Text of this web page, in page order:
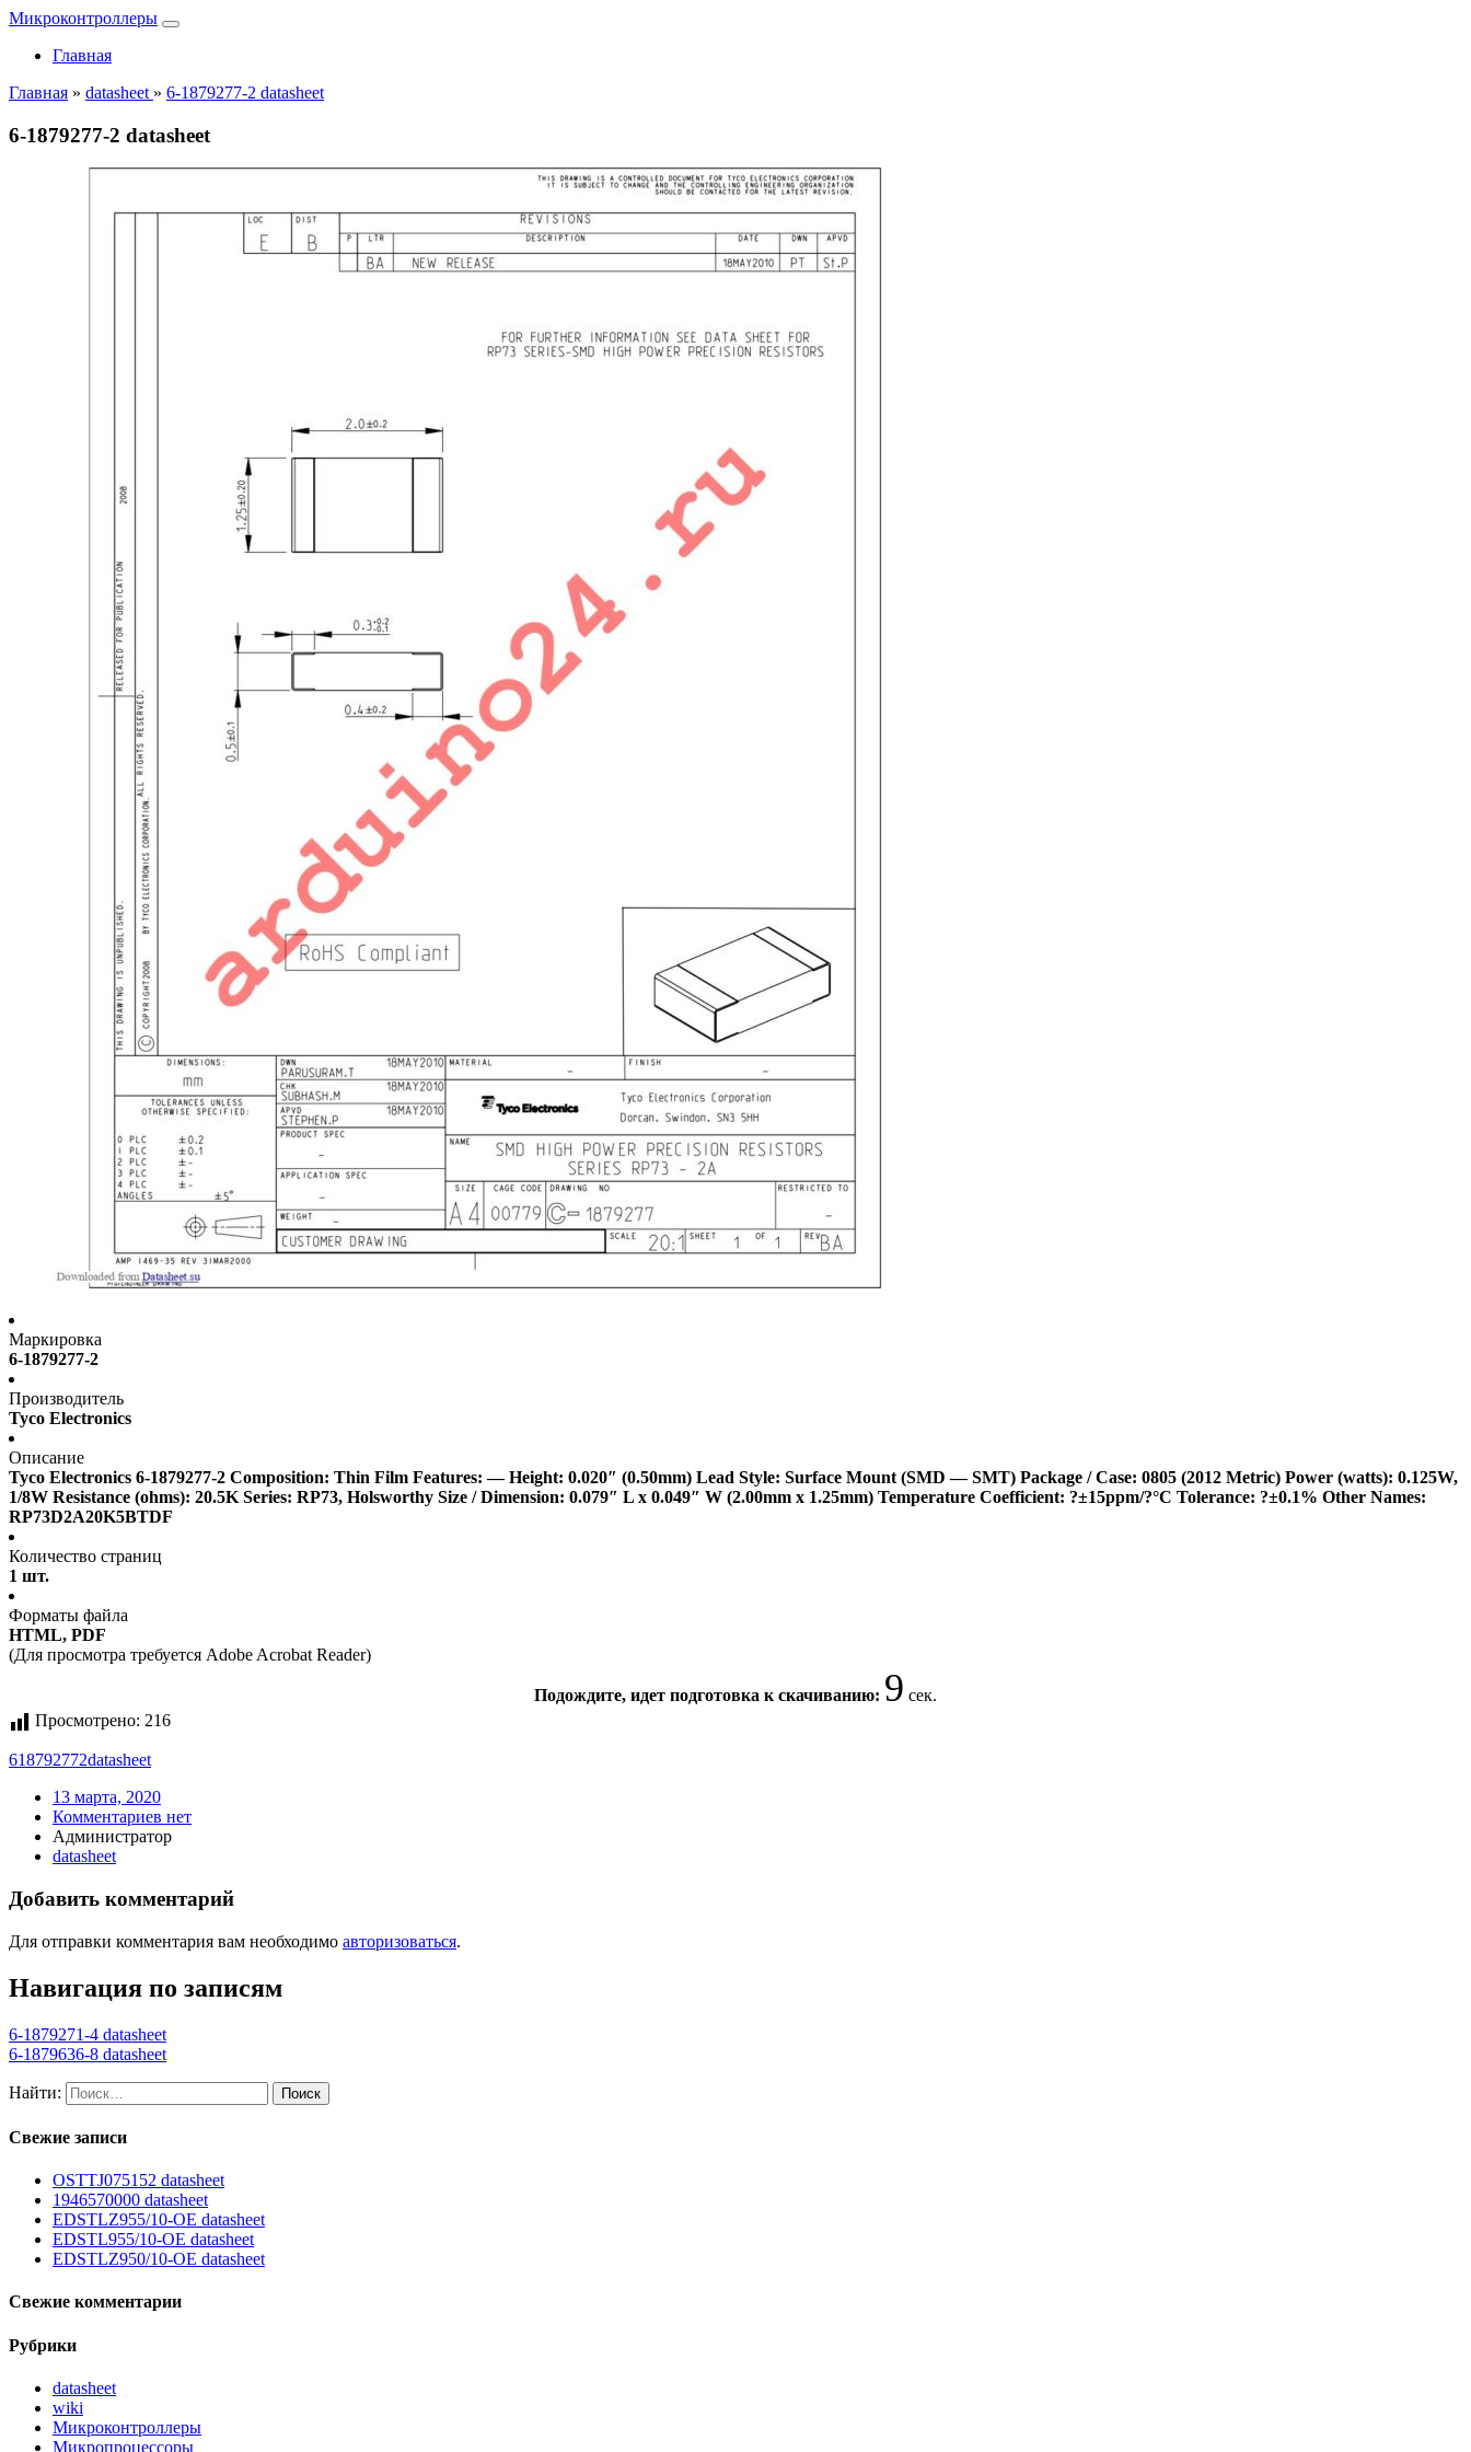
Микроконтроллеры
Главная
Главная » datasheet » 6-1879277-2 datasheet
6-1879277-2 datasheet
Маркировка
6-1879277-2
Производитель
Tyco Electronics
Описание
Tyco Electronics 6-1879277-2 Composition: Thin Film Features: — Height: 0.020″ (0.50mm) Lead Style: Surface Mount (SMD — SMT) Package / Case: 0805 (2012 Metric) Power (watts): 0.125W,
1/8W Resistance (ohms): 20.5K Series: RP73, Holsworthy Size / Dimension: 0.079″ L x 0.049″ W (2.00mm x 1.25mm) Temperature Coefficient: ?±15ppm/?°C Tolerance: ?±0.1% Other Names:
RP73D2A20K5BTDF
Количество страниц
1 шт.
Форматы файла
HTML, PDF
(Для просмотра требуется Adobe Acrobat Reader)
Подождите, идет подготовка к скачиванию: 9 сек.
Просмотрено: 216
618792772datasheet
13 марта, 2020
Комментариев нет
Администратор
datasheet
Добавить комментарий
Для отправки комментария вам необходимо авторизоваться.
Навигация по записям
6-1879271-4 datasheet
6-1879636-8 datasheet
Найти:
Свежие записи
OSTTJ075152 datasheet
1946570000 datasheet
EDSTLZ955/10-OE datasheet
EDSTL955/10-OE datasheet
EDSTLZ950/10-OE datasheet
Свежие комментарии
Рубрики
datasheet
wiki
Микроконтроллеры
Микропроцессоры